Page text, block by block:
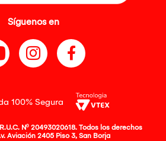
Síguenos en
100% Segura
Nº 20493020618. Todos los derechos
Aviación 2405 Piso 3, San Borja